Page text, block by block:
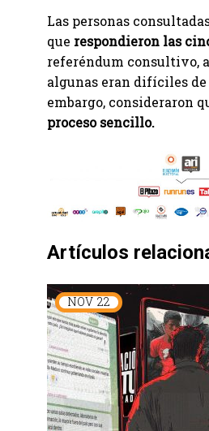
Las personas
que respondieron las
referéndum consultivo,
algunas eran difíciles
embargo, consideraron
proceso sencillo.
Artículos
NOV 22